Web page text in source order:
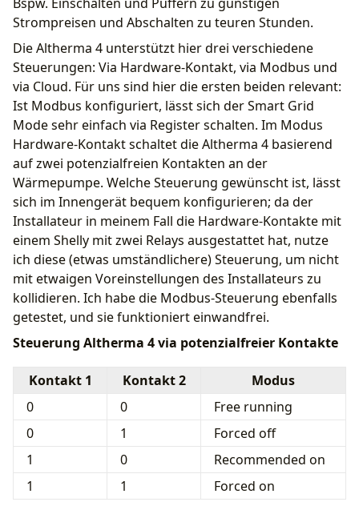
Strompreisen und Abschalten zu teuren Stunden.
Die Altherma 4 unterstützt hier drei verschiedene
Steuerungen: Via Hardware-Kontakt, via Modbus und
via Cloud. Für uns sind hier die ersten beiden relevant:
Ist Modbus konfiguriert, lässt sich der Smart Grid
Mode sehr einfach via Register schalten. Im Modus
Hardware-Kontakt schaltet die Altherma 4 basierend
auf zwei potenzialfreien Kontakten an der
Wärmepumpe. Welche Steuerung gewünscht ist, lässt
sich im Innengerät bequem konfigurieren; da der
Installateur in meinem Fall die Hardware-Kontakte mit
einem Shelly mit zwei Relays ausgestattet hat, nutze
ich diese (etwas umständlichere) Steuerung, um nicht
mit etwaigen Voreinstellungen des Installateurs zu
kollidieren. Ich habe die Modbus-Steuerung ebenfalls
getestet, und sie funktioniert einwandfrei.
Steuerung Altherma 4 via potenzialfreier Kontakte
Kontakt 1 Kontakt 2
Modus
0
0
Free running
0
1
Forced off
1
0
Recommended on
1
1 Forced on